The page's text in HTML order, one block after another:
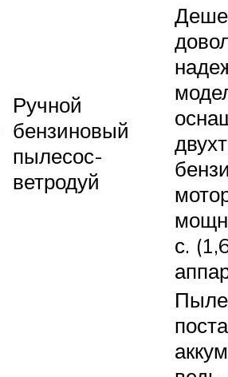
Ручной
бензиновый
пылесос-
ветродуй
с.